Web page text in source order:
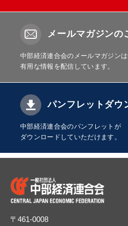
メールマガジンの
中部経済連合会のメールマガジンは
有用な情報を配信しています。
パンフレットダウ
中部経済連合会のパンフレットが
ダウンロードしていただけます。
〒461-0008